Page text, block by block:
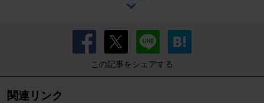
この記事をシェアする
関連リンク